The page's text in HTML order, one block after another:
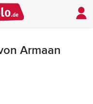
Armaan